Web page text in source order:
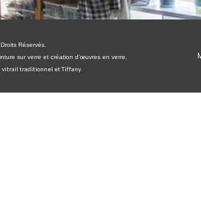
Réservés.
sur verre et création d’œuvres en verre.
vitrail traditionnel et Tiffany.